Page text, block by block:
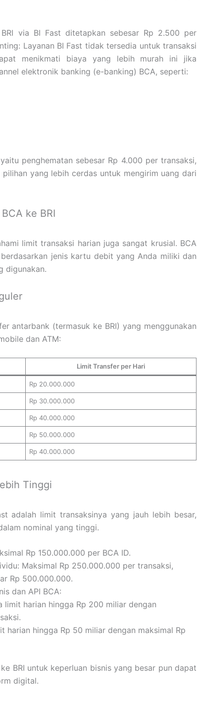
via BI Fast ditetapkan sebesar Rp 2.500 per
Layanan BI Fast tidak tersedia untuk transaksi
menikmati biaya yang lebih murah ini jika
elektronik banking (e-banking) BCA, seperti:
penghematan sebesar Rp 4.000 per transaksi,
yang lebih cerdas untuk mengirim uang dari
ke BRI
limit transaksi harian juga sangat krusial. BCA
jenis kartu debit yang Anda miliki dan
digunakan.
antarbank (termasuk ke BRI) yang menggunakan
dan ATM:
Limit Transfer per Hari
Rp 20.000.000
Rp 30.000.000
Rp 40.000.000
Rp 50.000.000
Rp 40.000.000
Tinggi
adalah limit transaksinya yang jauh lebih besar,
nominal yang tinggi.
Rp 150.000.000 per BCA ID.
Maksimal Rp 250.000.000 per transaksi,
Rp 500.000.000.
dan API BCA:
limit harian hingga Rp 200 miliar dengan
harian hingga Rp 50 miliar dengan maksimal Rp
BRI untuk keperluan bisnis yang besar pun dapat
digital.